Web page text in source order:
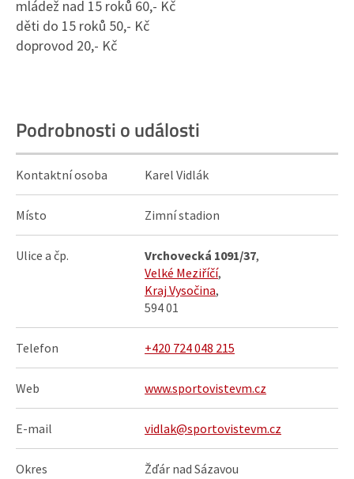
mládež nad 15 roků 60,- Kč
děti do 15 roků 50,- Kč
doprovod 20,- Kč
Podrobnosti o události
Kontaktní osoba Karel Vidlák
Místo Zimní stadion
Ulice a čp. Vrchovecká 1091/37,
Velké Meziříčí,
Kraj Vysočina,
594 01
Telefon +420 724 048 215
Web www.sportovistevm.cz
E-mail vidlak@sportovistevm.cz
Okres Žďár nad Sázavou